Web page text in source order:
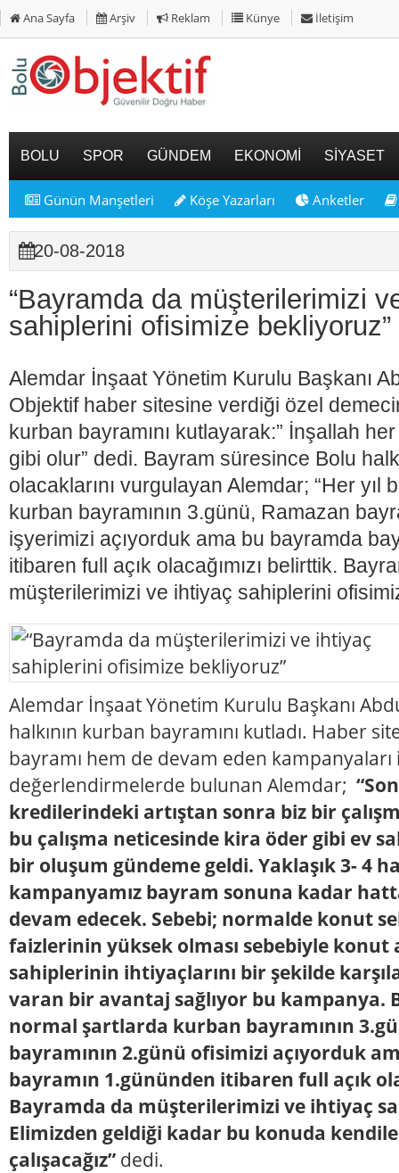
Ana Sayfa Arşiv Reklam Künye İletişim
BOLU SPOR GÜNDEM EKONOMİ SİYASET
Günün Manşetleri Köşe Yazarları Anketler
20-08-2018
“Bayramda da müşterilerimizi
sahiplerini ofisimize bekliyoruz”
Alemdar İnşaat Yönetim Kurulu Başkanı
Objektif haber sitesine verdiği özel
kurban bayramını kutlayarak:” İnşallah
gibi olur” dedi. Bayram süresince Bolu
olacaklarını vurgulayan Alemdar; “Her yıl
kurban bayramının 3.günü, Ramazan
işyerimizi açıyorduk ama bu bayramda
itibaren full açık olacağımızı belirttik.
müşterilerimizi ve ihtiyaç sahiplerini
Alemdar İnşaat Yönetim Kurulu Başkanı
halkının kurban bayramını kutladı. Haber
bayramı hem de devam eden
değerlendirmelerde bulunan Alemdar;
kredilerindeki artıştan sonra biz bir
bu çalışma neticesinde kira öder gibi ev
bir oluşum gündeme geldi. Yaklaşık 3- 4
kampanyamız bayram sonuna kadar
devam edecek. Sebebi; normalde konut
faizlerinin yüksek olması sebebiyle
sahiplerinin ihtiyaçlarını bir şekilde
varan bir avantaj sağlıyor bu kampanya.
normal şartlarda kurban bayramının
bayramının 2.günü ofisimizi açıyorduk
bayramın 1.gününden itibaren full açık
Bayramda da müşterilerimizi ve ihtiyaç
Elimizden geldiği kadar bu konuda
çalışacağız” dedi.